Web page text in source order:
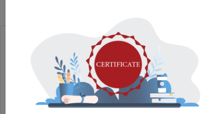
علوم اقتصادی
operating reserves